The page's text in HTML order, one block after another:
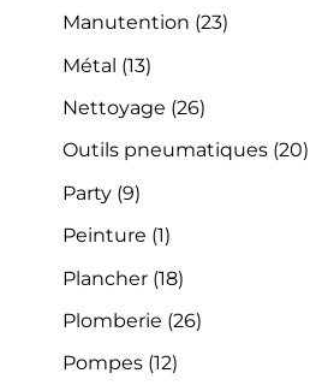
Manutention (23)
Métal (13)
Nettoyage (26)
Outils pneumatiques (20)
Party (9)
Peinture (1)
Plancher (18)
Plomberie (26)
Pompes (12)